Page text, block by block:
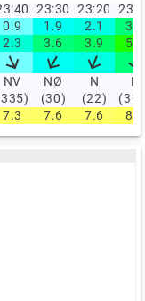
23:30 23:20
0.9 1.9 2.1
3.6
2.3 3.6 3.9 5.7
NV
NØ
(30)
N
(22)
N
7.3 7.6 7.6 8.1